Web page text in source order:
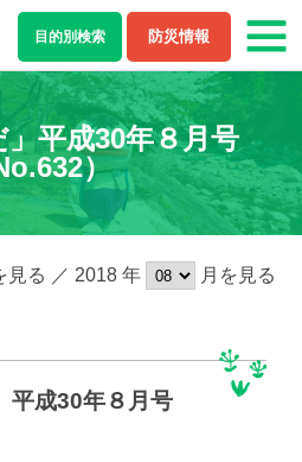
防災情報
目的別検索
もの場合
夜間・休日診療案内
ステージ
妊娠・出産
学校教育
平成30年８月号
）
見る ／ 2018 年 月を見る
平成30年８月号